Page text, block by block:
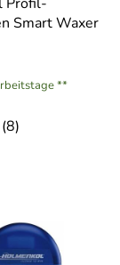
Smart Waxer
**
(8)